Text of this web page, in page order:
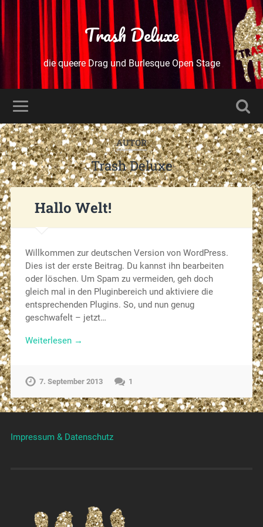
Trash Deluxe
die queere Drag und Burlesque Open Stage
AUTOR
Trash Deluxe
Hallo Welt!
Willkommen zur deutschen Version von WordPress.
Dies ist der erste Beitrag. Du kannst ihn bearbeiten
oder löschen. Um Spam zu vermeiden, geh doch
gleich mal in den Pluginbereich und aktiviere die
entsprechenden Plugins. So, und nun genug
geschwafelt – jetzt…
Weiterlesen →
7. September 2013 1
Impressum & Datenschutz